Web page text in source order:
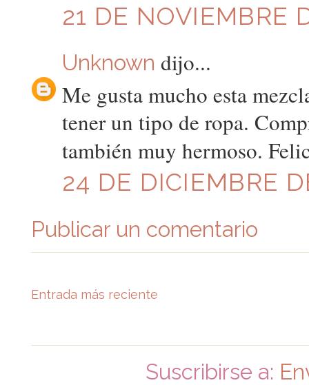
21 DE NOVIEMBRE
Unknown dijo...
Me gusta mucho esta
tener un tipo de ropa.
también muy hermoso.
24 DE DICIEMBRE
Publicar un comentario
Entrada más reciente
Suscribirse a: